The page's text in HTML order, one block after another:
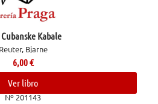
Kabale
Reuter, Bjarne
6,00€
Ver libro
Nº 201143